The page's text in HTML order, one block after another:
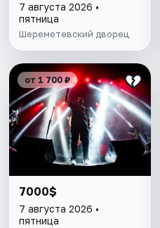
7 августа 2026 •
пятница
Шереметевский дворец
от 1 700 ₽
7000$
7 августа 2026 •
пятница